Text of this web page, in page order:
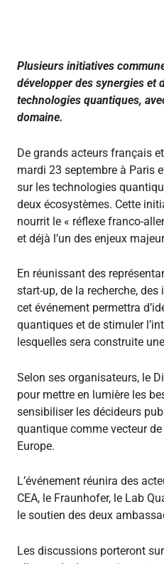
Plusieurs initiatives
développer des synergies et
technologies quantiques,
domaine.
De grands acteurs français
mardi 23 septembre à Paris
sur les technologies
deux écosystèmes. Cette
nourrit le « réflexe franco-
et déjà l’un des enjeux
En réunissant des
start-up, de la recherche,
cet événement permettra
quantiques et de stimuler
lesquelles sera construite
Selon ses organisateurs, le
pour mettre en lumière les
sensibiliser les décideurs
quantique comme vecteur
Europe.
L’événement réunira des
CEA, le Fraunhofer, le Lab
le soutien des deux
Les discussions porteront